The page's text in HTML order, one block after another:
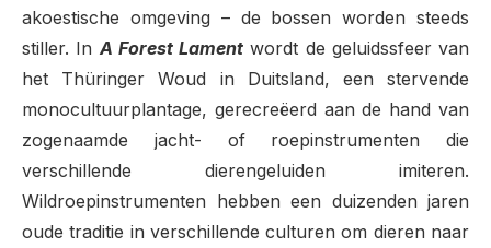
akoestische omgeving – de bossen worden steeds
stiller. InA Forest Lament wordt de geluidssfeer van
het Thüringer Woud in Duitsland, een stervende
monocultuurplantage, gerecreëerd aan de hand van
zogenaamde jacht- of roepinstrumenten die
verschillende dierengeluiden imiteren.
Wildroepinstrumenten hebben een duizenden jaren
oude traditie in verschillende culturen om dieren naar